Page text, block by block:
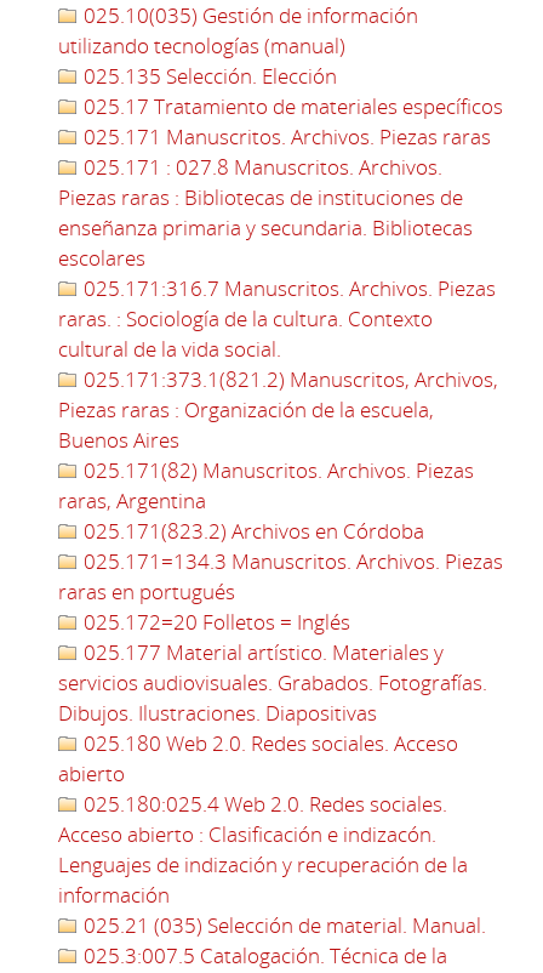
025.10(035) Gestión de información
utilizando tecnologías (manual)
025.135 Selección. Elección
025.17 Tratamiento de materiales específicos
025.171 Manuscritos. Archivos. Piezas raras
025.171 : 027.8 Manuscritos. Archivos.
Piezas raras : Bibliotecas de instituciones de
enseñanza primaria y secundaria. Bibliotecas
escolares
025.171:316.7 Manuscritos. Archivos. Piezas
raras. : Sociología de la cultura. Contexto
cultural de la vida social.
025.171:373.1(821.2) Manuscritos, Archivos,
Piezas raras : Organización de la escuela,
Buenos Aires
025.171(82) Manuscritos. Archivos. Piezas
raras, Argentina
025.171(823.2) Archivos en Córdoba
025.171=134.3 Manuscritos. Archivos. Piezas
raras en portugués
025.172=20 Folletos = Inglés
025.177 Material artístico. Materiales y
servicios audiovisuales. Grabados. Fotografías.
Dibujos. Ilustraciones. Diapositivas
025.180 Web 2.0. Redes sociales. Acceso
abierto
025.180:025.4 Web 2.0. Redes sociales.
Acceso abierto : Clasificación e indizacón.
Lenguajes de indización y recuperación de la
información
025.21 (035) Selección de material. Manual.
025.3:007.5 Catalogación. Técnica de la